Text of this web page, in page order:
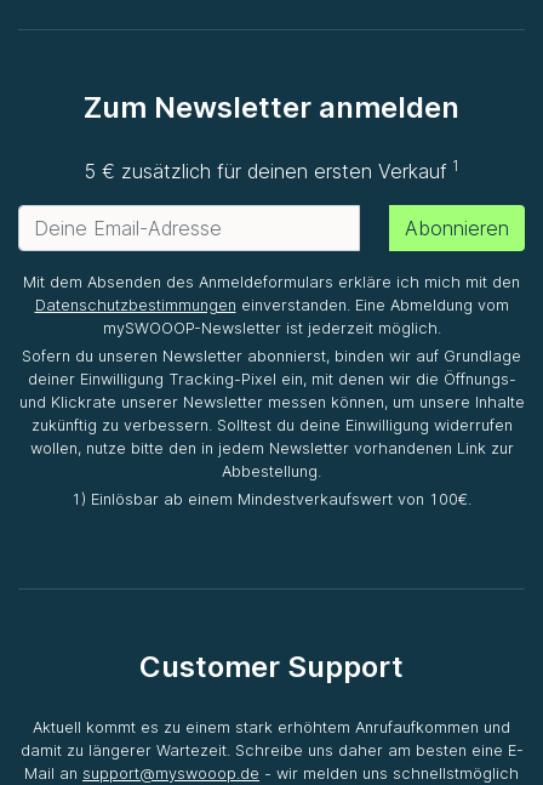
Zum Newsletter anmelden
5 € zusätzlich für deinen ersten Verkauf1
Abonnieren
Mit dem Absenden des Anmeldeformulars erkläre ich mich mit den
Datenschutzbestimmungen einverstanden. Eine Abmeldung vom
mySWOOOP-Newsletter ist jederzeit möglich.
Sofern du unseren Newsletter abonnierst, binden wir auf Grundlage
deiner Einwilligung Tracking-Pixel ein, mit denen wir die Öffnungs-
und Klickrate unserer Newsletter messen können, um unsere Inhalte
zukünftig zu verbessern. Solltest du deine Einwilligung widerrufen
wollen, nutze bitte den in jedem Newsletter vorhandenen Link zur
Abbestellung.
1) Einlösbar ab einem Mindestverkaufswert von 100€.
Customer Support
Aktuell kommt es zu einem stark erhöhtem Anrufaufkommen und
damit zu längerer Wartezeit. Schreibe uns daher am besten eine E-
Mail an support@myswooop.de - wir melden uns schnellstmöglich